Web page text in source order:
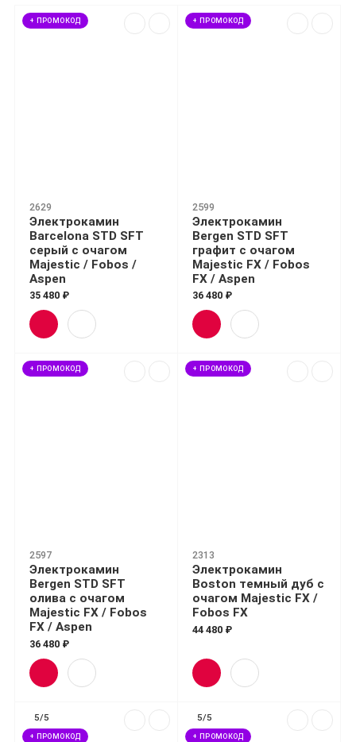
+ ПРОМОКОД
2629
Электрокамин
Barcelona STD SFT
серый с очагом
Majestic / Fobos /
Aspen
35 480 ₽
+ ПРОМОКОД
2599
Электрокамин
Bergen STD SFT
графит с очагом
Majestic FX / Fobos
FX / Aspen
36 480 ₽
+ ПРОМОКОД
2597
Электрокамин
Bergen STD SFT
олива с очагом
Majestic FX / Fobos
FX / Aspen
36 480 ₽
+ ПРОМОКОД
2313
Электрокамин
Boston темный дуб с
очагом Majestic FX /
Fobos FX
44 480 ₽
5/5
+ ПРОМОКОД
5/5
+ ПРОМОКОД